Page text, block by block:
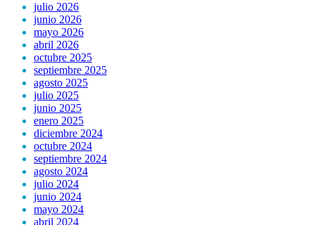
julio 2026
junio 2026
mayo 2026
abril 2026
octubre 2025
septiembre 2025
agosto 2025
julio 2025
junio 2025
enero 2025
diciembre 2024
octubre 2024
septiembre 2024
agosto 2024
julio 2024
junio 2024
mayo 2024
abril 2024